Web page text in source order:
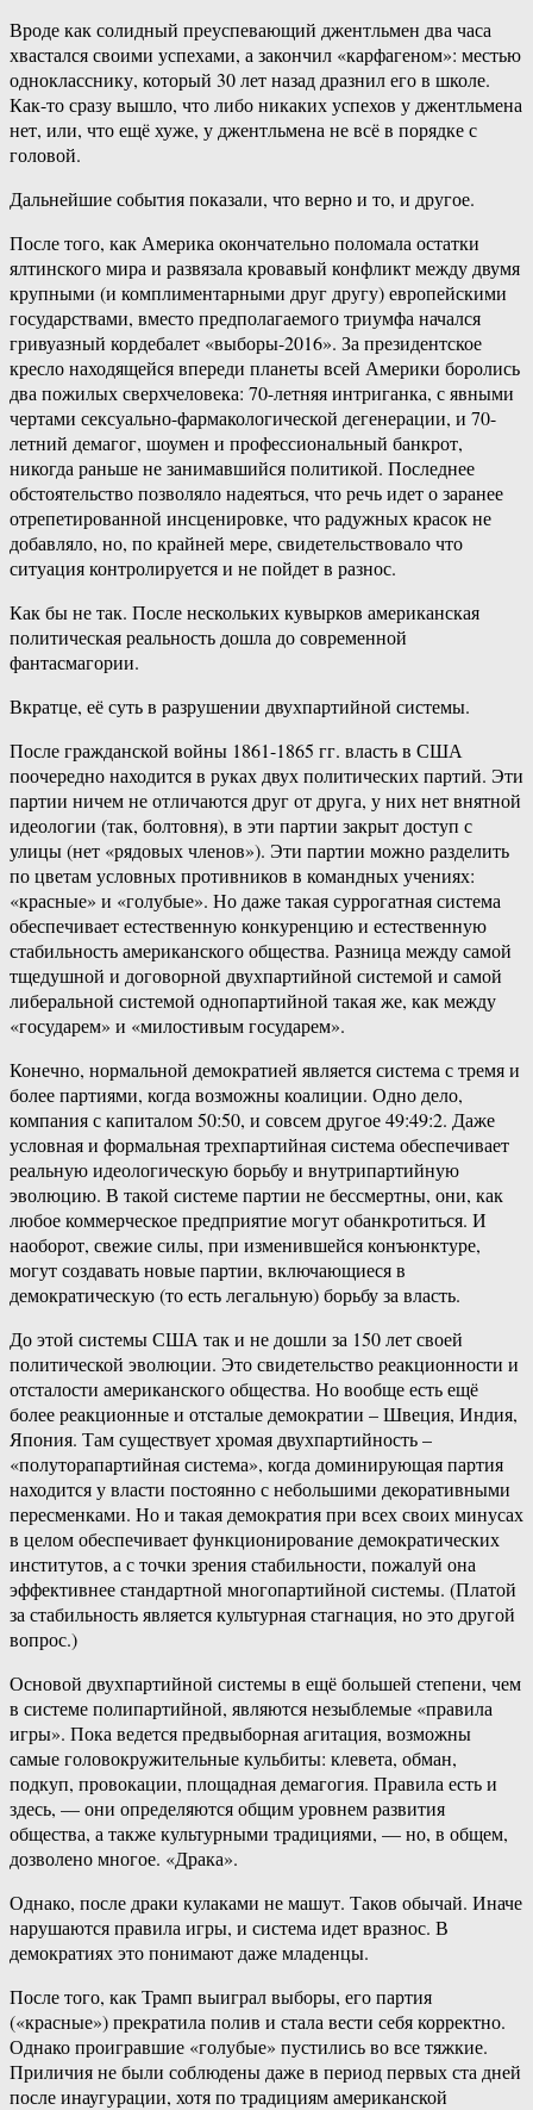
Вроде как солидный преуспевающий джентльмен два часа
хвастался своими успехами, а закончил «карфагеном»: местью
однокласснику, который 30 лет назад дразнил его в школе.
Как-то сразу вышло, что либо никаких успехов у джентльмена
нет, или, что ещё хуже, у джентльмена не всё в порядке с
головой.
Дальнейшие события показали, что верно и то, и другое.
После того, как Америка окончательно поломала остатки
ялтинского мира и развязала кровавый конфликт между двумя
крупными (и комплиментарными друг другу) европейскими
государствами, вместо предполагаемого триумфа начался
гривуазный кордебалет «выборы-2016». За президентское
кресло находящейся впереди планеты всей Америки боролись
два пожилых сверхчеловека: 70-летняя интриганка, с явными
чертами сексуально-фармакологической дегенерации, и 70-
летний демагог, шоумен и профессиональный банкрот,
никогда раньше не занимавшийся политикой. Последнее
обстоятельство позволяло надеяться, что речь идет о заранее
отрепетированной инсценировке, что радужных красок не
добавляло, но, по крайней мере, свидетельствовало что
ситуация контролируется и не пойдет в разнос.
Как бы не так. После нескольких кувырков американская
политическая реальность дошла до современной
фантасмагории.
Вкратце, её суть в разрушении двухпартийной системы.
После гражданской войны 1861-1865 гг. власть в США
поочередно находится в руках двух политических партий. Эти
партии ничем не отличаются друг от друга, у них нет внятной
идеологии (так, болтовня), в эти партии закрыт доступ с
улицы (нет «рядовых членов»). Эти партии можно разделить
по цветам условных противников в командных учениях:
«красные» и «голубые». Но даже такая суррогатная система
обеспечивает естественную конкуренцию и естественную
стабильность американского общества. Разница между самой
тщедушной и договорной двухпартийной системой и самой
либеральной системой однопартийной такая же, как между
«государем» и «милостивым государем».
Конечно, нормальной демократией является система с тремя и
более партиями, когда возможны коалиции. Одно дело,
компания с капиталом 50:50, и совсем другое 49:49:2. Даже
условная и формальная трехпартийная система обеспечивает
реальную идеологическую борьбу и внутрипартийную
эволюцию. В такой системе партии не бессмертны, они, как
любое коммерческое предприятие могут обанкротиться. И
наоборот, свежие силы, при изменившейся конъюнктуре,
могут создавать новые партии, включающиеся в
демократическую (то есть легальную) борьбу за власть.
До этой системы США так и не дошли за 150 лет своей
политической эволюции. Это свидетельство реакционности и
отсталости американского общества. Но вообще есть ещё
более реакционные и отсталые демократии – Швеция, Индия,
Япония. Там существует хромая двухпартийность –
«полуторапартийная система», когда доминирующая партия
находится у власти постоянно с небольшими декоративными
пересменками. Но и такая демократия при всех своих минусах
в целом обеспечивает функционирование демократических
институтов, а с точки зрения стабильности, пожалуй она
эффективнее стандартной многопартийной системы. (Платой
за стабильность является культурная стагнация, но это другой
вопрос.)
Основой двухпартийной системы в ещё большей степени, чем
в системе полипартийной, являются незыблемые «правила
игры». Пока ведется предвыборная агитация, возможны
самые головокружительные кульбиты: клевета, обман,
подкуп, провокации, площадная демагогия. Правила есть и
здесь, — они определяются общим уровнем развития
общества, а также культурными традициями, — но, в общем,
дозволено многое. «Драка».
Однако, после драки кулаками не машут. Таков обычай. Иначе
нарушаются правила игры, и система идет вразнос. В
демократиях это понимают даже младенцы.
После того, как Трамп выиграл выборы, его партия
(«красные») прекратила полив и стала вести себя корректно.
Однако проигравшие «голубые» пустились во все тяжкие.
Приличия не были соблюдены даже в период первых ста дней
после инаугурации, хотя по традициям американской